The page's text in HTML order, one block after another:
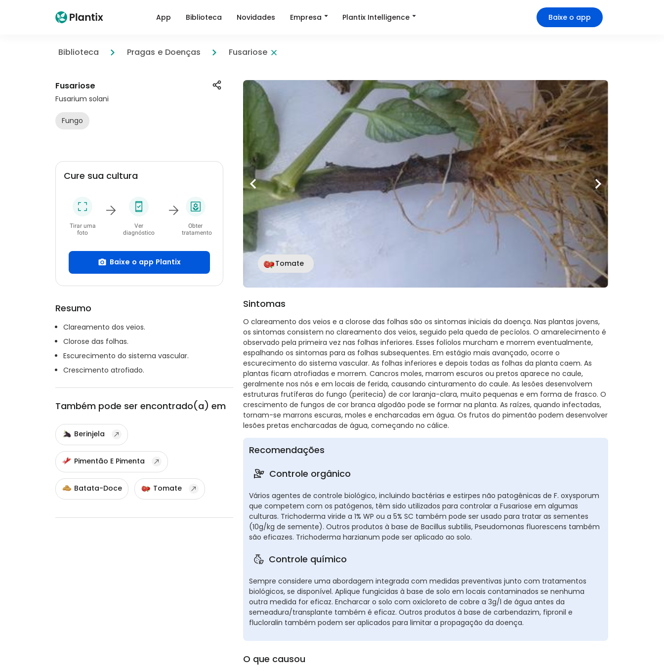
App Biblioteca Novidades Empresa Plantix Intelligence Baixe o app
Biblioteca Pragas e Doenças Fusariose
Fusariose
Fusarium solani
Fungo
Cure sua cultura
Tirar uma
foto
Ver
diagnóstico
Obter
tratamento
Baixe o app Plantix
Resumo
Clareamento dos veios.
Clorose das folhas.
Escurecimento do sistema vascular.
Crescimento atrofiado.
Também pode ser encontrado(a) em
Berinjela
Pimentão E Pimenta
Batata-Doce Tomate
Tomate
Sintomas
O clareamento dos veios e a clorose das folhas são os sintomas iniciais da doença. Nas plantas jovens,
os sintomas consistem no clareamento dos veios, seguido pela queda de pecíolos. O amarelecimento é
observado pela primeira vez nas folhas inferiores. Esses folíolos murcham e morrem eventualmente,
espalhando os sintomas para as folhas subsequentes. Em estágio mais avançado, ocorre o
escurecimento do sistema vascular. As folhas inferiores e depois todas as folhas da planta caem. As
plantas ficam atrofiadas e morrem. Cancros moles, marrom escuros ou pretos aparece no caule,
geralmente nos nós e em locais de ferida, causando cinturamento do caule. As lesões desenvolvem
estruturas frutíferas do fungo (peritecia) de cor laranja-clara, muito pequenas e em forma de frasco. O
crescimento de fungos de cor branca algodão pode se formar na planta. As raízes, quando infectadas,
tornam-se marrons escuras, moles e encharcadas em água. Os frutos do pimentão podem desenvolver
lesões pretas encharcadas de água, começando no cálice.
Recomendações
Controle orgânico
Vários agentes de controle biológico, incluindo bactérias e estirpes não patogênicas de F. oxysporum
que competem com os patógenos, têm sido utilizados para controlar a Fusariose em algumas
culturas. Trichoderma viride a 1% WP ou a 5% SC também pode ser usado para tratar as sementes
(10g/kg de semente). Outros produtos à base de Bacillus subtilis, Pseudomonas fluorescens também
são eficazes. Trichoderma harzianum pode ser aplicado ao solo.
Controle químico
Sempre considere uma abordagem integrada com medidas preventivas junto com tratamentos
biológicos, se disponível. Aplique fungicidas à base de solo em locais contaminados se nenhuma
outra medida for eficaz. Encharcar o solo com oxicloreto de cobre a 3g/l de água antes da
semeadura/transplante também é eficaz. Outros produtos à base de carbendazim, fipronil e
flucloralin também podem ser aplicados para limitar a propagação da doença.
O que causou